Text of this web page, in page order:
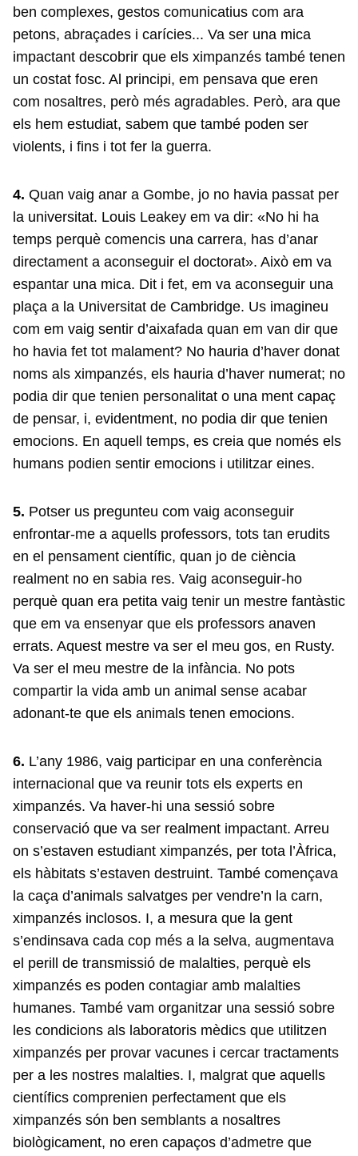
ben complexes, gestos comunicatius com ara
petons, abraçades i carícies... Va ser una mica
impactant descobrir que els ximpanzés també tenen
un costat fosc. Al principi, em pensava que eren
com nosaltres, però més agradables. Però, ara que
els hem estudiat, sabem que també poden ser
violents, i fins i tot fer la guerra.
4. Quan vaig anar a Gombe, jo no havia passat per
la universitat. Louis Leakey em va dir: «No hi ha
temps perquè comencis una carrera, has d’anar
directament a aconseguir el doctorat». Això em va
espantar una mica. Dit i fet, em va aconseguir una
plaça a la Universitat de Cambridge. Us imagineu
com em vaig sentir d’aixafada quan em van dir que
ho havia fet tot malament? No hauria d’haver donat
noms als ximpanzés, els hauria d’haver numerat; no
podia dir que tenien personalitat o una ment capaç
de pensar, i, evidentment, no podia dir que tenien
emocions. En aquell temps, es creia que només els
humans podien sentir emocions i utilitzar eines.
5. Potser us pregunteu com vaig aconseguir
enfrontar-me a aquells professors, tots tan erudits
en el pensament científic, quan jo de ciència
realment no en sabia res. Vaig aconseguir-ho
perquè quan era petita vaig tenir un mestre fantàstic
que em va ensenyar que els professors anaven
errats. Aquest mestre va ser el meu gos, en Rusty.
Va ser el meu mestre de la infància. No pots
compartir la vida amb un animal sense acabar
adonant-te que els animals tenen emocions.
6. L’any 1986, vaig participar en una conferència
internacional que va reunir tots els experts en
ximpanzés. Va haver-hi una sessió sobre
conservació que va ser realment impactant. Arreu
on s’estaven estudiant ximpanzés, per tota l’Àfrica,
els hàbitats s’estaven destruint. També començava
la caça d’animals salvatges per vendre’n la carn,
ximpanzés inclosos. I, a mesura que la gent
s’endinsava cada cop més a la selva, augmentava
el perill de transmissió de malalties, perquè els
ximpanzés es poden contagiar amb malalties
humanes. També vam organitzar una sessió sobre
les condicions als laboratoris mèdics que utilitzen
ximpanzés per provar vacunes i cercar tractaments
per a les nostres malalties. I, malgrat que aquells
científics comprenien perfectament que els
ximpanzés són ben semblants a nosaltres
biològicament, no eren capaços d’admetre que